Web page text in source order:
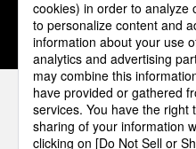
2 3
パナソニックの電